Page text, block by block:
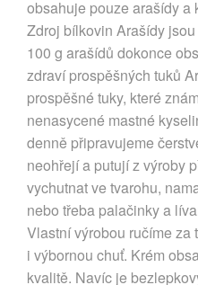
obsahuje pouze arašídy a
Zdroj bílkovin Arašídy
100 g arašídů dokonce
zdraví prospěšných tuků
prospěšné tuky, které
nenasycené mastné
denně připravujeme
neohřejí a putují z výroby
vychutnat ve tvarohu,
nebo třeba palačinky a
Vlastní výrobou ručíme
i výbornou chuť. Krém
kvalitě. Navíc je